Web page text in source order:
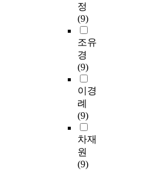
정
(9)
조유
경
(9)
이경
례
(9)
차재
원
(9)